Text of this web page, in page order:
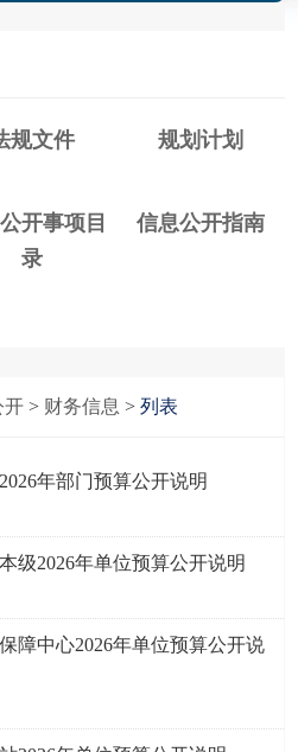
规文件 规划计划
开事项目
录
信息公开指南
开 > 财务信息 >列表
年部门预算公开说明
级2026年单位预算公开说明
障中心2026年单位预算公开说